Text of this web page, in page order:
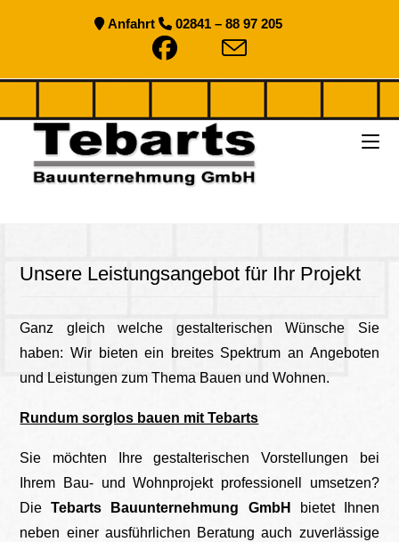
Anfahrt 02841 – 88 97 205
Unsere Leistungsangebot für Ihr Projekt
Ganz gleich welche gestalterischen Wünsche Sie
haben: Wir bieten ein breites Spektrum an Angeboten
und Leistungen zum Thema Bauen und Wohnen.
Rundum sorglos bauen mit Tebarts
Sie möchten Ihre gestalterischen Vorstellungen bei
Ihrem Bau- und Wohnprojekt professionell umsetzen?
DieTebarts Bauunternehmung GmbH
bietet Ihnen
neben einer ausführlichen Beratung auch zuverlässige